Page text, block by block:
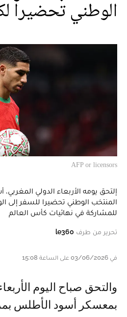
الوطني تحضيرا
AFP or licensors
إلتحق يومه الأربعاء الدولي
المنتخب الوطني تحضيرا للسفر إلى
للمشاركة في نهائيات كأس العالم
تحرير من طرف le360
في 03/06/2026 على الساعة 15:08
والتحق صباح اليوم الأربعاء العميد حكيمي
بمعسكر أسود الأطلس